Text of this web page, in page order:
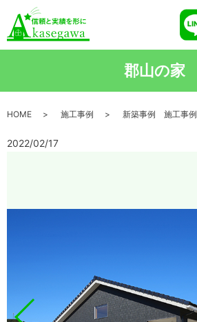
郡山の家
HOME 施工事例 新築事例 施工事例
2022/02/17